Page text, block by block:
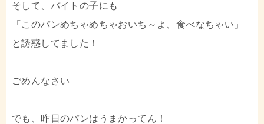
そして、バイトの子にも
「このパンめちゃめちゃおいち～よ、食べなちゃい」
と誘惑してました！
ごめんなさい
でも、昨日のパンはうまかってん！